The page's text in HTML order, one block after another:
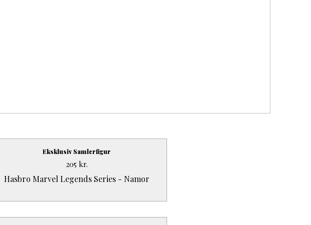
Eksklusiv Samlerfigur
Hasbro Marvel Legends Series - Namor
205 kr.